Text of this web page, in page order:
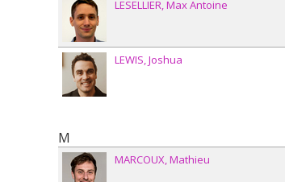
LESELLIER Max Antoine
LEWIS Joshua
M
MARCOUX Mathieu